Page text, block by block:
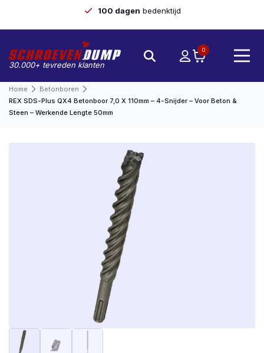
100 dagen bedenktijd
30.000+ tevreden klanten
0
Home
Betonboren
REX SDS-Plus QX4 Betonboor 7,0 X 110mm – 4-Snijder – Voor Beton &
Steen – Werkende Lengte 50mm